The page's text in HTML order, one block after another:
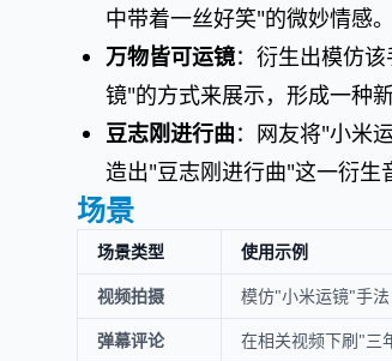
中带着一丝好笑"的微妙情感。
万物皆可运镜：衍生出模仿
镜"的方式来展示，形成一种
豆志刚进行曲：网友将"小米
造出"豆志刚进行曲"这一衍生
场景
场景类型
使用示例
视频拍摄
模仿"小米运镜"手
弹幕评论
在相关视频下刷"三